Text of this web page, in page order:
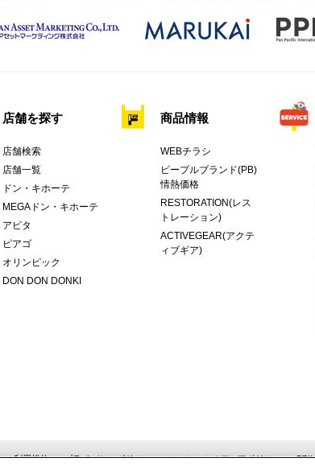
店舗を探す
店舗検索
店舗一覧
ドン・キホーテ
MEGAドン・キホーテ
アピタ
ピアゴ
オリンピック
DON DON DONKI
商品情報
WEBチラシ
ピープルブランド(PB)
情熱価格
RESTORATION(レス
トレーション)
ACTIVEGEAR(アクテ
ィブギア)
利用規約 プライバシーポリシー ソーシャルメディアポリシー